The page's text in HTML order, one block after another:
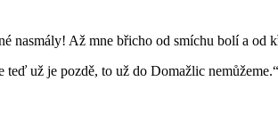
nasmály! Až mne břicho od smíchu bolí a od
teď už je pozdě, to už do Domažlic nemůžeme.“